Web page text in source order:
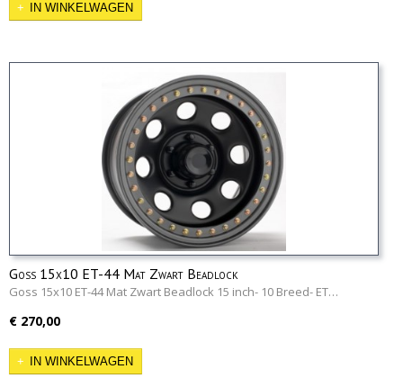
IN WINKELWAGEN
Goss 15x10 ET-44 Mat Zwart Beadlock
Goss 15x10 ET-44 Mat Zwart Beadlock 15 inch- 10 Breed- ET…
€ 270,00
IN WINKELWAGEN